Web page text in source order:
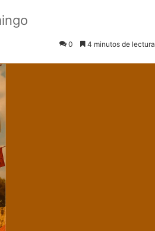
0 4 minutos de lectura